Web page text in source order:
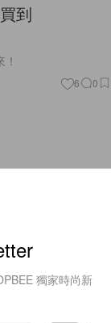
到
6 0
獨家時尚新